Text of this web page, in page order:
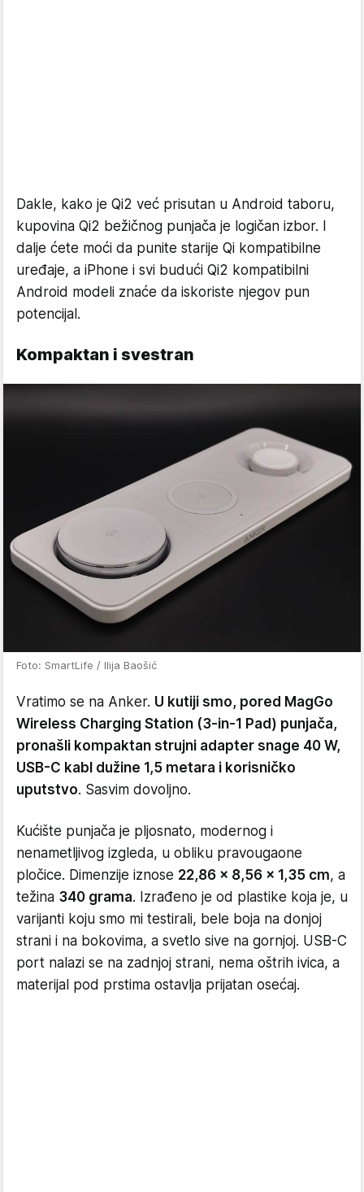
Dakle, kako je Qi2 već prisutan u Android taboru,
kupovina Qi2 bežičnog punjača je logičan izbor. I
dalje ćete moći da punite starije Qi kompatibilne
uređaje, a iPhone i svi budući Qi2 kompatibilni
Android modeli znaće da iskoriste njegov pun
potencijal.
Kompaktan i svestran
Foto: SmartLife / Ilija Baošić
Vratimo se na Anker. U kutiji smo, pored MagGo
Wireless Charging Station (3-in-1 Pad) punjača,
pronašli kompaktan strujni adapter snage 40 W,
USB-C kabl dužine 1,5 metara i korisničko
uputstvo. Sasvim dovoljno.
Kućište punjača je pljosnato, modernog i
nenametljivog izgleda, u obliku pravougaone
pločice. Dimenzije iznose 22,86 x 8,56 x 1,35 cm, a
težina 340 grama. Izrađeno je od plastike koja je, u
varijanti koju smo mi testirali, bele boja na donjoj
strani i na bokovima, a svetlo sive na gornjoj. USB-C
port nalazi se na zadnjoj strani, nema oštrih ivica, a
materijal pod prstima ostavlja prijatan osećaj.